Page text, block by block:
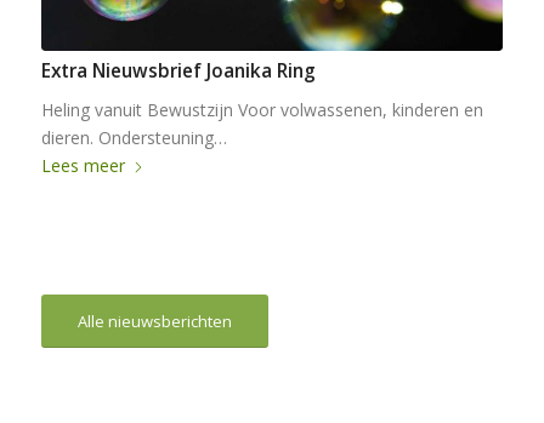
Extra Nieuwsbrief Joanika Ring
Heling vanuit Bewustzijn Voor volwassenen, kinderen en
dieren. Ondersteuning…
Lees meer
Alle nieuwsberichten